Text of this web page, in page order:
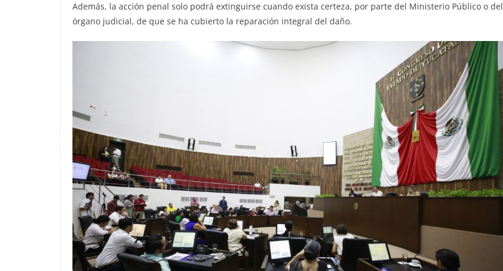
Además, la acción penal solo podrá extinguirse cuando exista certeza, por parte del Ministerio Público o del
órgano judicial, de que se ha cubierto la reparación integral del daño.